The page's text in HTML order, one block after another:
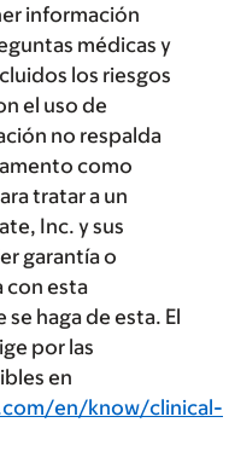
información
médicas y
los riesgos
el uso de
no respalda
como
tratar a un
Inc. y sus
garantía o
con esta
haga de esta. El
por las
en
en/know/clinical-